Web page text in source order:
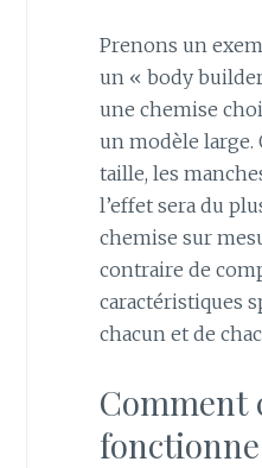
Prenons un
un « body
une chemise
un modèle large.
taille, les
l’effet sera du
chemise sur
contraire de
caractéristiques
chacun et de
Comment